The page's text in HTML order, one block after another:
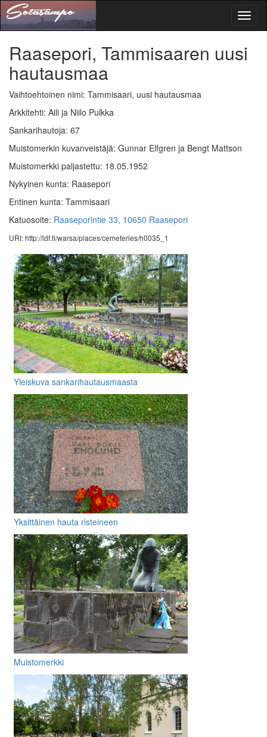
Raasepori, Tammisaaren uusi
hautausmaa
Vaihtoehtoinen nimi: Tammisaari, uusi hautausmaa
Arkkitehti: Aili ja Niilo Pulkka
Sankarihautoja: 67
Muistomerkin kuvanveistäjä: Gunnar Elfgren ja Bengt Mattson
Muistomerkki paljastettu: 18.05.1952
Nykyinen kunta: Raasepori
Entinen kunta: Tammisaari
Katuosoite: Raaseporintie 33, 10650 Raasepori
URI: http://ldf.fi/warsa/places/cemeteries/h0035_1
Yleiskuva sankarihautausmaasta
Yksittäinen hauta risteineen
muistolaattoineen
Muistomerkki